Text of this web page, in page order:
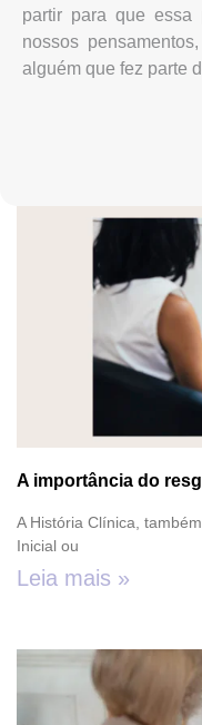
partir para que essa
nossos
alguém que fez parte
A importância do
A História Clínica,
Inicial ou
Leia mais »